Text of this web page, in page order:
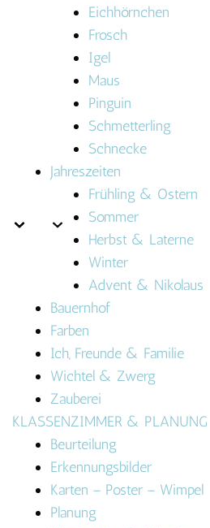
Eichhörnchen
Frosch
Igel
Maus
Pinguin
Schmetterling
Schnecke
Jahreszeiten
Frühling & Ostern
Sommer
Herbst & Laterne
Winter
Advent & Nikolaus
Bauernhof
Farben
Ich, Freunde & Familie
Wichtel & Zwerg
Zauberei
KLASSENZIMMER & PLANUNG
Beurteilung
Erkennungsbilder
Karten – Poster – Wimpel
Planung